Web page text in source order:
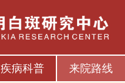
疾病科普 来院路线